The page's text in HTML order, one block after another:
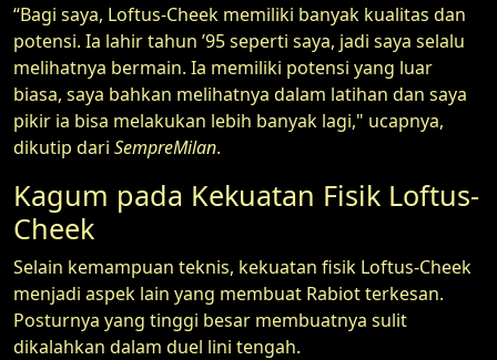
“Bagi saya, Loftus-Cheek memiliki banyak kualitas dan
potensi. Ia lahir tahun ’95 seperti saya, jadi saya selalu
melihatnya bermain. Ia memiliki potensi yang luar
biasa, saya bahkan melihatnya dalam latihan dan saya
pikir ia bisa melakukan lebih banyak lagi," ucapnya,
dikutip dari SempreMilan.
Kagum pada Kekuatan Fisik Loftus-
Cheek
Selain kemampuan teknis, kekuatan fisik Loftus-Cheek
menjadi aspek lain yang membuat Rabiot terkesan.
Posturnya yang tinggi besar membuatnya sulit
dikalahkan dalam duel lini tengah.